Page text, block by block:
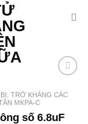
wishlist
TRỞ KHÁNG CÁC
MKPA-C
số 6.8uF